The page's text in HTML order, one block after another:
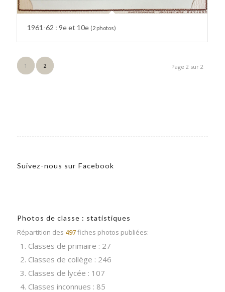
1961-62 : 9e et 10e (2 photos)
Page 2 sur 2
1 2
Suivez-nous sur Facebook
Photos de classe : statistiques
Répartition des 497fiches photos publiées:
1. Classes de primaire : 27
2. Classes de collège : 246
3. Classes de lycée : 107
4. Classes inconnues : 85